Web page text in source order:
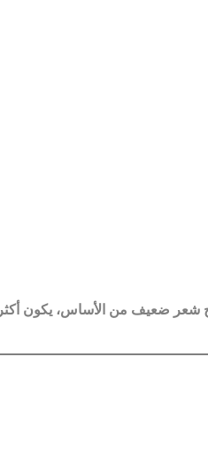
شعر ضعيف من الأساس، يكون أكثر